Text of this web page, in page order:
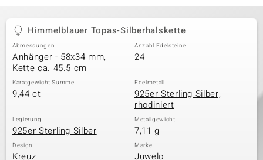
Classics
Himmelblauer Topas-Silberhalskette
Abmessungen
Anhänger - 58x34 mm,
Kette ca. 45.5 cm
Anzahl Edelsteine
24
Karatgewicht Summe
9,44 ct
Edelmetall
925er Sterling Silber,
rhodiniert
Legierung
925er Sterling Silber
Metallgewicht
7,11 g
Design
Kreuz
Marke
Juwelo